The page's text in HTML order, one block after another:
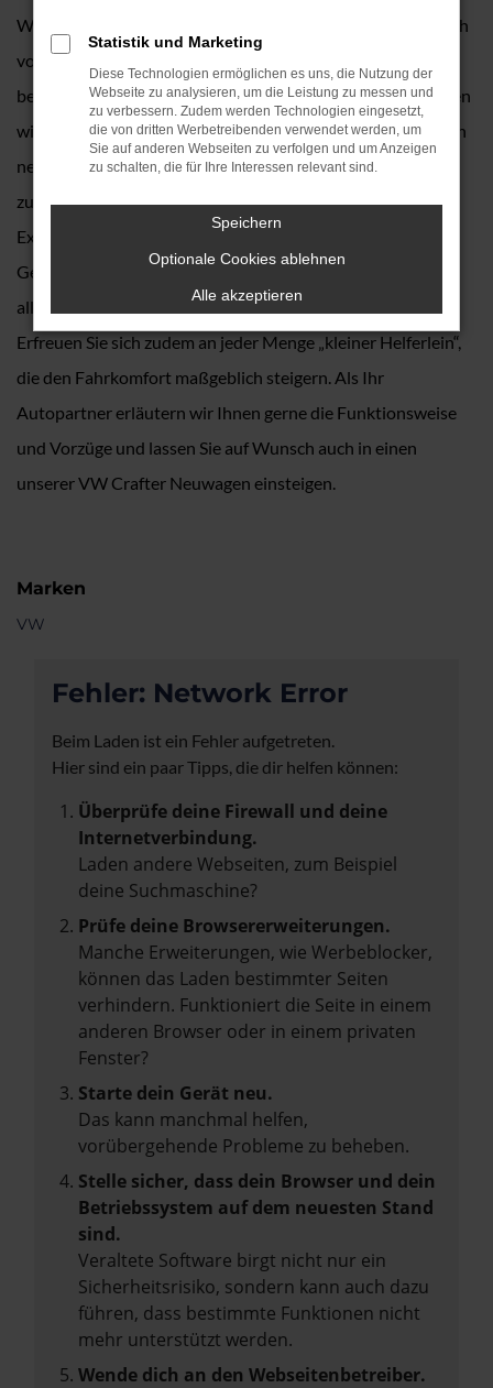
Wer in München oder Umgebung lebt, profitiert maßgeblich
von den guten Verkehrsanbindungen. Mobilität gelingt
besonders komfortabel in einem VW Crafter Neuwagen, den
wir Ihnen zum günstigen Preis anbieten. Die Vorteile, die ein
neues Fahrzeug in München bietet, sind vielfältig. Da ist
zunächst einmal der Komfort, der natürlich mit den vielen
Extras und Assistenten einhergeht. In der aktuellen
Generation bietet der VW Crafter Neuwagen so ziemlich
alles, was das Herz begehrt und gilt als rundum sicher.
Erfreuen Sie sich zudem an jeder Menge „kleiner Helferlein“,
die den Fahrkomfort maßgeblich steigern. Als Ihr
Autopartner erläutern wir Ihnen gerne die Funktionsweise
und Vorzüge und lassen Sie auf Wunsch auch in einen
unserer VW Crafter Neuwagen einsteigen.
Marken
VW
Fehler: Network Error
Beim Laden ist ein Fehler aufgetreten.
Hier sind ein paar Tipps, die dir helfen können:
Überprüfe deine Firewall und deine
Internetverbindung.
Laden andere Webseiten, zum Beispiel
deine Suchmaschine?
Prüfe deine Browsererweiterungen.
Manche Erweiterungen, wie Werbeblocker,
können das Laden bestimmter Seiten
verhindern. Funktioniert die Seite in einem
anderen Browser oder in einem privaten
Fenster?
Starte dein Gerät neu.
Das kann manchmal helfen,
vorübergehende Probleme zu beheben.
Stelle sicher, dass dein Browser und dein
Betriebssystem auf dem neuesten Stand
sind.
Veraltete Software birgt nicht nur ein
Sicherheitsrisiko, sondern kann auch dazu
führen, dass bestimmte Funktionen nicht
mehr unterstützt werden.
Wende dich an den Webseitenbetreiber.
Statistik und Marketing
Diese Technologien ermöglichen es uns, die Nutzung der
Webseite zu analysieren, um die Leistung zu messen und
zu verbessern. Zudem werden Technologien eingesetzt,
die von dritten Werbetreibenden verwendet werden, um
Sie auf anderen Webseiten zu verfolgen und um Anzeigen
zu schalten, die für Ihre Interessen relevant sind.
Speichern
Optionale Cookies ablehnen
Alle akzeptieren